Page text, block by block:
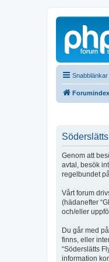
Snabblänkar
Forumindex
Genom att
avtal, besök
regelbundet
Vårt forum
(hädanefter
och/eller
Du går med
finns, eller
“Söderslätts
information